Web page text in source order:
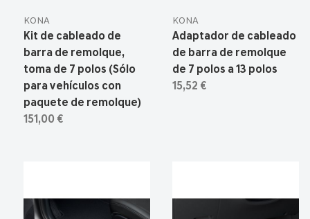
KONA
Kit de cableado de
barra de remolque,
toma de 7 polos (Sólo
para vehículos con
paquete de remolque)
151,00 €
KONA
Adaptador de cableado
de barra de remolque
de 7 polos a 13 polos
15,52 €